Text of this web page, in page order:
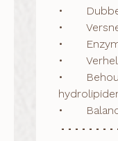
•	Dubbele werking exfoliatie
•	Versnelt celvernieuwing
•	Enzymatische afschilfering
•	Verheldert de huidteint
•	Behoudt de
•